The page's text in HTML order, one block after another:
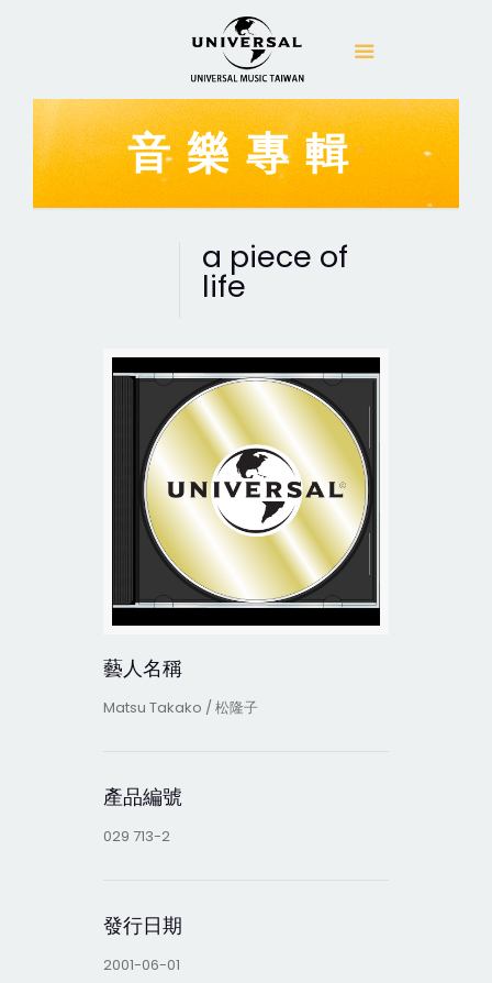
音樂專輯
a piece of
life
藝人名稱
Matsu Takako / 松隆子
產品編號
029 713-2
發行日期
2001-06-01